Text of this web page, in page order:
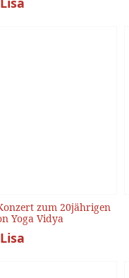
zum 20jährigen
Yoga Vidya
Lisa